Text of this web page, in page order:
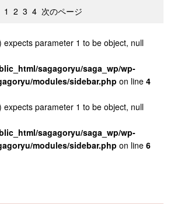
1 2 3 4 次のページ
expects parameter 1 to be object, null
sagagoryu/saga_wp/wp-
modules/sidebar.php on line 4
expects parameter 1 to be object, null
sagagoryu/saga_wp/wp-
modules/sidebar.php on line 6